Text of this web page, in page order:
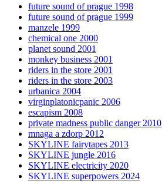
future sound of prague 1998
future sound of prague 1999
manzele 1999
chemical one 2000
planet sound 2001
monkey business 2001
riders in the store 2001
riders in the store 2003
urbanica 2004
virginplatonicpanic 2006
escapism 2008
private madness public danger 2010
mnaga a zdorp 2012
SKYLINE fairytapes 2013
SKYLINE jungle 2016
SKYLINE electricity 2020
SKYLINE superpowers 2024